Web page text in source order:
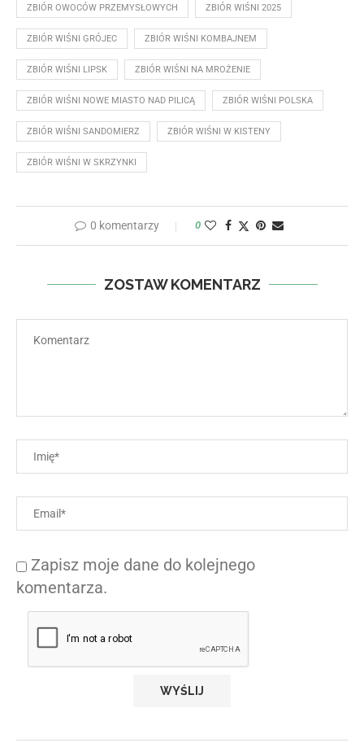
ZBIÓR OWOCÓW PRZEMYSŁOWYCH ZBIÓR WIŚNI 2025
ZBIÓR WIŚNI GRÓJEC ZBIÓR WIŚNI KOMBAJNEM
ZBIÓR WIŚNI LIPSK ZBIÓR WIŚNI NA MROŻENIE
ZBIÓR WIŚNI NOWE MIASTO NAD PILICĄ ZBIÓR WIŚNI POLSKA
ZBIÓR WIŚNI SANDOMIERZ ZBIÓR WIŚNI W KISTENY
ZBIÓR WIŚNI W SKRZYNKI
0 komentarzy 0
ZOSTAW KOMENTARZ
Zapisz moje dane do kolejnego
komentarza.